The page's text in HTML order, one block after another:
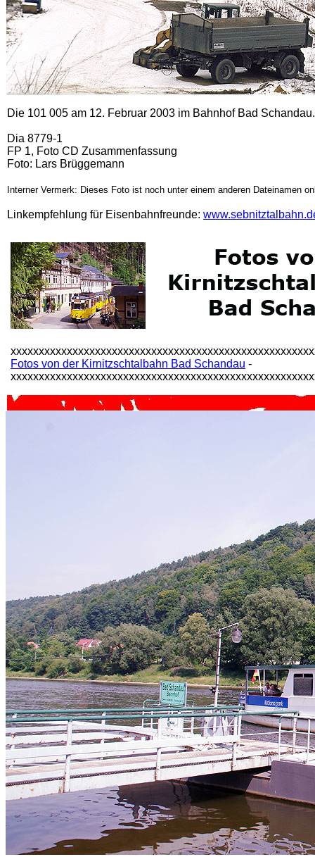
Die 101 005 am 12. Februar 2003 im Bahnhof Bad Schandau.
Dia 8779-1
FP 1, Foto CD Zusammenfassung
Foto: Lars Brüggemann
Interner Vermerk: Dieses Foto ist noch unter einem anderen Dateinamen
Linkempfehlung für Eisenbahnfreunde:
Fotos von der Kirnitzschtalbahn Bad Schandau -